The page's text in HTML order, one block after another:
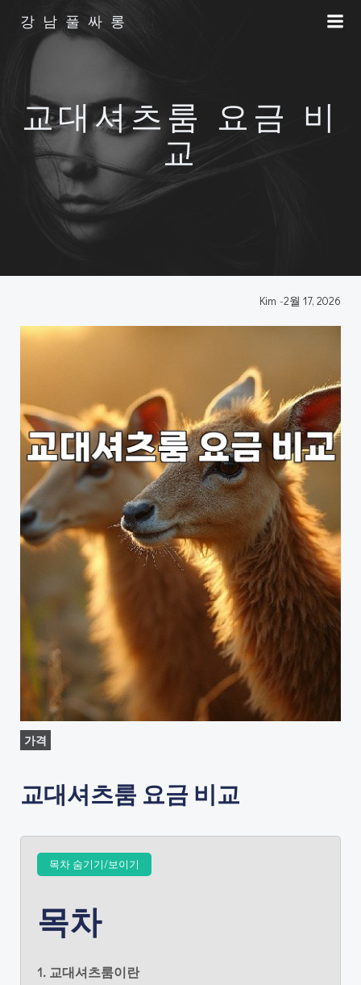
강남풀싸롱
교대셔츠룸 요금 비
교
Kim -2월 17, 2026
가격
교대셔츠룸 요금 비교
목차 숨기기/보이기
목차
1. 교대셔츠룸이란